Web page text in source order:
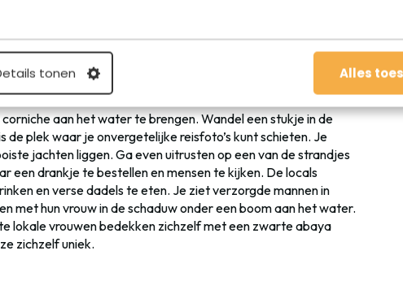
tonen Alles
het niet fijn om Abu Dhabi per voet te verkennen. Alles ligt ver
of auto te huren om je van het ene stadsdeel naar het andere
aan het water te brengen. Wandel een stukje in de
de plek waar je onvergetelijke reisfoto’s kunt schieten. Je
jachten liggen. Ga even uitrusten op een van de strandjes
een drankje te bestellen en mensen te kijken. De locals
en verse dadels te eten. Je ziet verzorgde mannen in
met hun vrouw in de schaduw onder een boom aan het water.
lokale vrouwen bedekken zichzelf met een zwarte abaya
zichzelf uniek.